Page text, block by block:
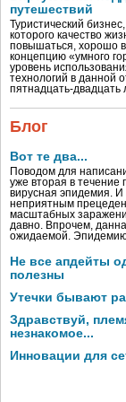
путешествий
Туристический
которого качество
повышаться, хорошо
концепцию «умного
уровень
технологий в данной
пятнадцать-двадцать
Блог
Вот те два...
Поводом для
уже вторая в течение
вирусная эпидемия. И
неприятным
масштабных
давно. Впрочем,
ожидаемой.
Не все апдейты
полезны
Утечки бывают
Здравствуй,
незнакомое...
Инновации для